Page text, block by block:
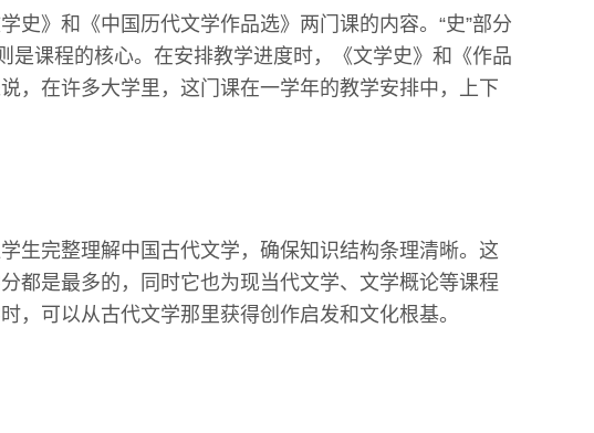
史》和《中国历代文学作品选》两门课的内容。“史”部分
是课程的核心。在安排教学进度时，《文学史》和《作品
，在许多大学里，这门课在一学年的教学安排中，上下
生完整理解中国古代文学，确保知识结构条理清晰。这
都是最多的，同时它也为现当代文学、文学概论等课程
，可以从古代文学那里获得创作启发和文化根基。